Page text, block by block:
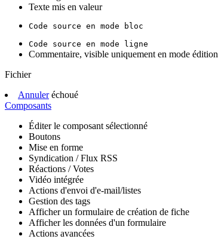
Texte mis en valeur
Code source en mode bloc
Code source en mode ligne
Commentaire, visible uniquement en mode édition
Fichier
Annuler échoué
Composants
Éditer le composant sélectionné
Boutons
Mise en forme
Syndication / Flux RSS
Réactions / Votes
Vidéo intégrée
Actions d'envoi d'e-mail/listes
Gestion des tags
Afficher un formulaire de création de fiche
Afficher les données d'un formulaire
Actions avancées